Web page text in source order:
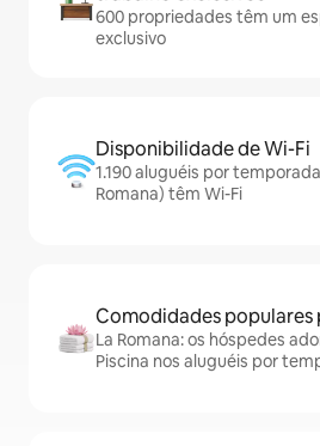
600 propriedades têm um
exclusivo
Disponibilidade de Wi-Fi
1.190 aluguéis por
Romana) têm Wi-Fi
Comodidades populares
La Romana: os hóspedes
Piscina nos aluguéis por